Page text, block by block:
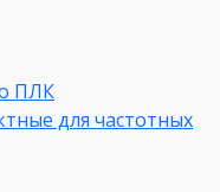
ПЛК
для частотных